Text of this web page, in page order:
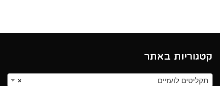
קטגוריות באתר
× תקליטים לועזיים